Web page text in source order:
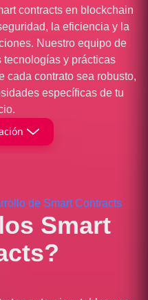
contracts en blockchain
la eficiencia y la
Nuestro equipo de
y prácticas
cada contrato sea robusto,
específicas de tu
de Smart Contracts
Smart